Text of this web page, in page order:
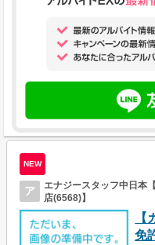
NEW
ア
エナジースタッフ中日本
店(6568)】
免